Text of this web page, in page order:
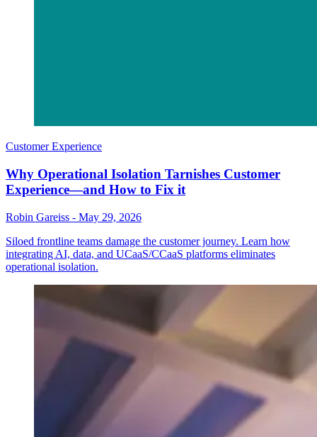
Customer Experience
Why Operational Isolation Tarnishes Customer
Experience—and How to Fix it
Robin Gareiss - May 29, 2026
Siloed frontline teams damage the customer journey. Learn how
integrating AI, data, and UCaaS/CCaaS platforms eliminates
operational isolation.